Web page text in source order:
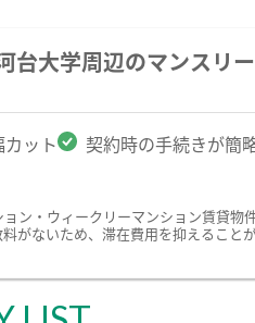
台大学周辺のマンスリ
ット 契約時の手続きが簡
ン・ウィークリーマンション賃貸
がないため、滞在費用を抑えるこ